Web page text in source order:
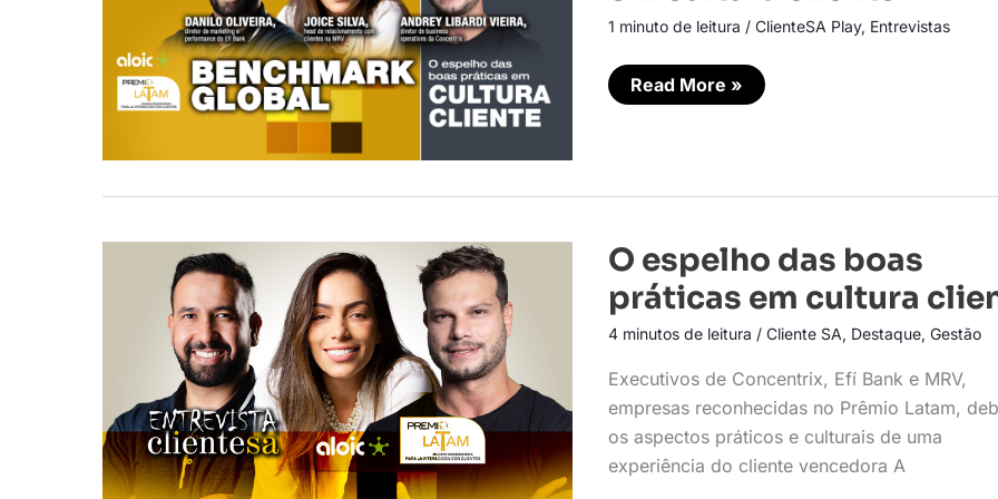
1 minuto de leitura / ClienteSA Play, Entrevistas
em
cliente
Read More »
O espelho das boas
práticas em cultura
4 minutos de leitura / Cliente SA, Destaque, Gestão
Executivos de Concentrix, Efí Bank e MRV,
empresas reconhecidas no Prêmio Latam,
os aspectos práticos e culturais de uma
experiência do cliente vencedora A
O
espelho
das
boas
em
cliente